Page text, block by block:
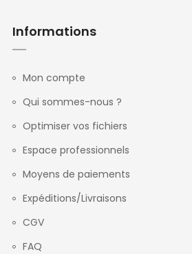
Informations
Mon compte
Qui sommes-nous ?
Optimiser vos fichiers
Espace professionnels
Moyens de paiements
Expéditions/Livraisons
CGV
FAQ